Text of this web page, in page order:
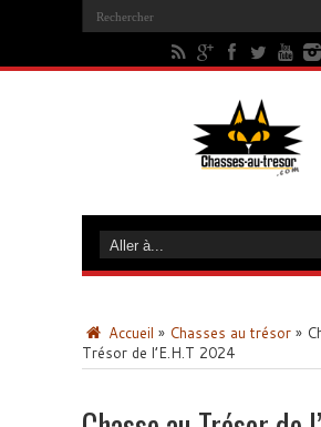
Accueil » Chasses au trésor »
Trésor de l’E.H.T 2024